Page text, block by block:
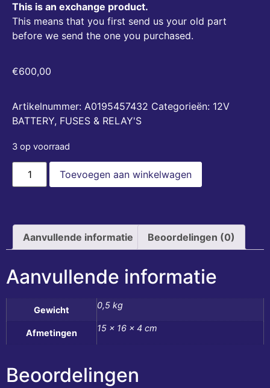
This is an exchange product.
This means that you first send us your old part
before we send the one you purchased.
€600,00
Artikelnummer: A0195457432 Categorieën: 12V
BATTERY, FUSES & RELAY'S
3 op voorraad
Toevoegen aan winkelwagen
Aanvullende informatie Beoordelingen (0)
Aanvullende informatie
Gewicht 0,5 kg
Afmetingen 15 × 16 × 4 cm
Beoordelingen